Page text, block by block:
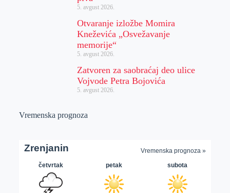
5. avgust 2026.
Otvaranje izložbe Momira
Kneževića „Osvežavanje
memorije“
5. avgust 2026.
Zatvoren za saobraćaj deo ulice
Vojvode Petra Bojovića
5. avgust 2026.
Vremenska prognoza